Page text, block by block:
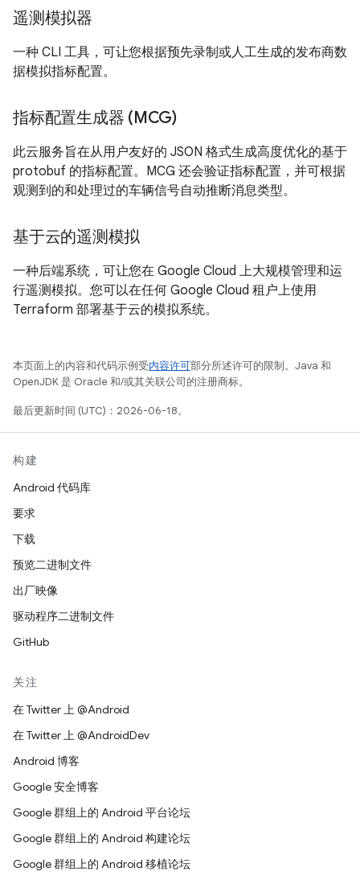
遥测模拟器
一种 CLI 工具，可让您根据预先录制或人工生成的发布商数
据模拟指标配置。
指标配置生成器 (MCG)
此云服务旨在从用户友好的 JSON 格式生成高度优化的基于
protobuf 的指标配置。MCG 还会验证指标配置，并可根据
观测到的和处理过的车辆信号自动推断消息类型。
基于云的遥测模拟
一种后端系统，可让您在 Google Cloud 上大规模管理和运
行遥测模拟。您可以在任何 Google Cloud 租户上使用
Terraform 部署基于云的模拟系统。
本页面上的内容和代码示例受内容许可部分所述许可的限制。Java 和
OpenJDK 是 Oracle 和/或其关联公司的注册商标。
最后更新时间 (UTC)：2026-06-18。
构建
Android 代码库
要求
下载
预览二进制文件
出厂映像
驱动程序二进制文件
GitHub
关注
在 Twitter 上 @Android
在 Twitter 上 @AndroidDev
Android 博客
Google 安全博客
Google 群组上的 Android 平台论坛
Google 群组上的 Android 构建论坛
Google 群组上的 Android 移植论坛